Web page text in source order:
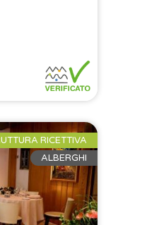
RICETTIVA
ALBERGHI